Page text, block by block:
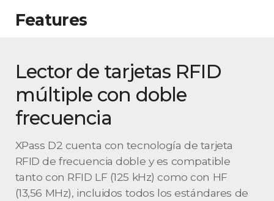
Features
Lector de tarjetas RFID
múltiple con doble
frecuencia
XPass D2 cuenta con tecnología de tarjeta
RFID de frecuencia doble y es compatible
tanto con RFID LF (125 kHz) como con HF
(13,56 MHz), incluidos todos los estándares de